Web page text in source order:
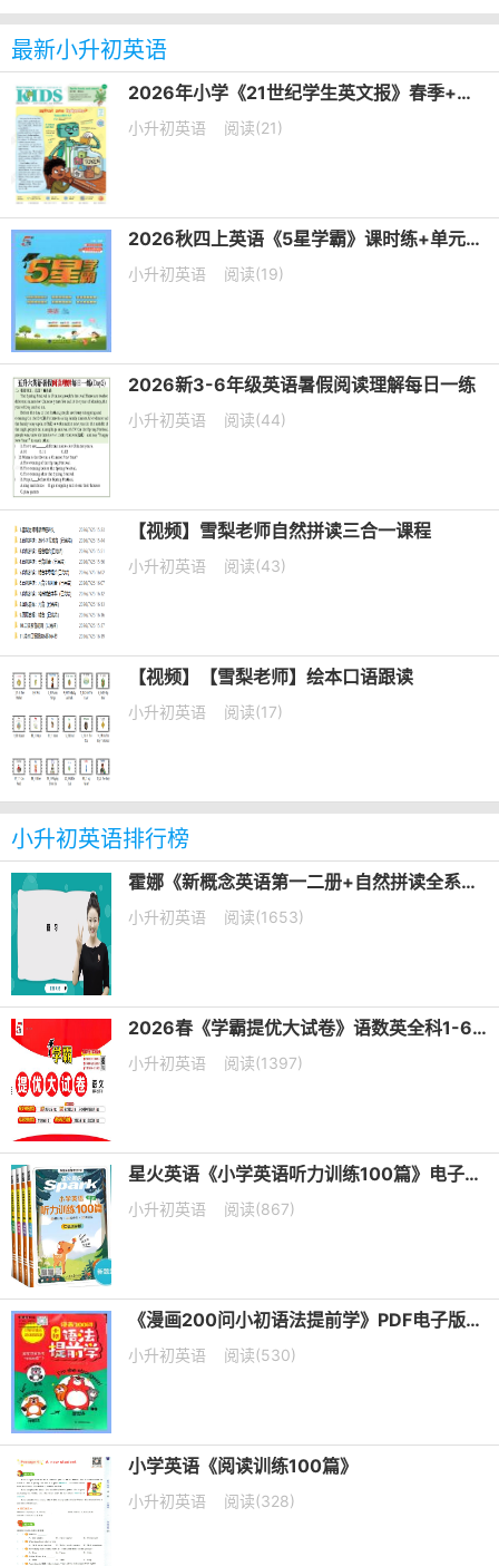
最新小升初英语
2026年小学《21世纪学生英文报》春季+暑假合刊PDF电子版下载
小升初英语 阅读(21)
2026秋四上英语《5星学霸》课时练+单元提优卷 译林版
小升初英语 阅读(19)
2026新3-6年级英语暑假阅读理解每日一练
小升初英语 阅读(44)
【视频】雪梨老师自然拼读三合一课程
小升初英语 阅读(43)
【视频】【雪梨老师】绘本口语跟读
小升初英语 阅读(17)
小升初英语排行榜
霍娜《新概念英语第一二册+自然拼读全系列课程 (2024新版) 》
小升初英语 阅读(1653)
2026春《学霸提优大试卷》语数英全科1-6年级下册PDF电子版下载
小升初英语 阅读(1397)
星火英语《小学英语听力训练100篇》电子版下载
小升初英语 阅读(867)
《漫画200问小初语法提前学》PDF电子版下载
小升初英语 阅读(530)
小学英语《阅读训练100篇》
小升初英语 阅读(328)